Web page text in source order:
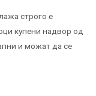
строго е
купени надвор од
и можат да се